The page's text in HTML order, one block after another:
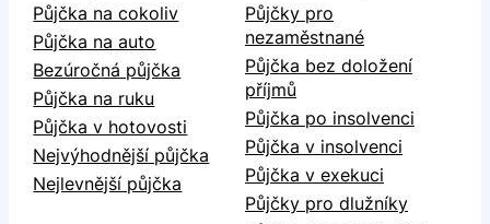
Půjčka na cokoliv
Půjčka na auto
Bezúročná půjčka
Půjčka na ruku
Půjčka v hotovosti
Nejvýhodnější půjčka
Nejlevnější půjčka
Půjčky pro
nezaměstnané
Půjčka bez doložení
příjmů
Půjčka po insolvenci
Půjčka v insolvenci
Půjčka v exekuci
Půjčky pro dlužníky